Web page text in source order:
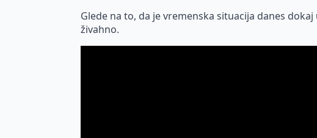
Glede na to, da je vremenska situacija danes
živahno.